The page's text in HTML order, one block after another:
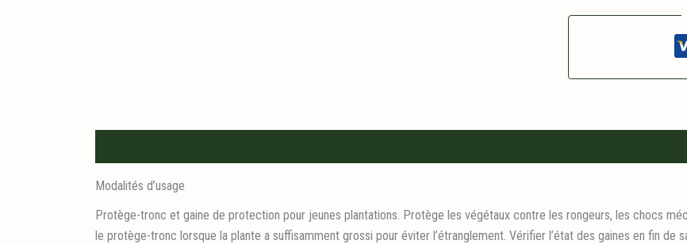
Modalités d’usage
Protège-tronc et gaine de protection pour jeunes plantations. Protège les végétaux contre les rongeurs, les chocs
le protège-tronc lorsque la plante a suffisamment grossi pour éviter l’étranglement. Vérifier l’état des gaines en fin de